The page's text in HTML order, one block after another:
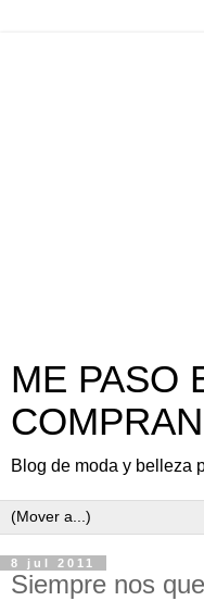
ME PASO
Blog de moda y belleza
8 jul 2011
Siempre nos